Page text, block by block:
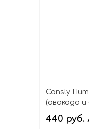
Consly
(авокадо и
avocado
mask
440 руб.